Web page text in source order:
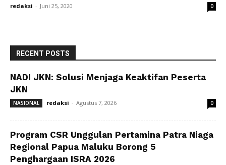
redaksi - Juni 25, 2020 0
RECENT POSTS
NADI JKN: Solusi Menjaga Keaktifan Peserta
JKN
NASIONAL redaksi - Agustus 7, 2026 0
Program CSR Unggulan Pertamina Patra Niaga
Regional Papua Maluku Borong 5
Penghargaan ISRA 2026